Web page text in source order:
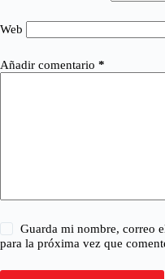
Web
Añadir comentario *
Guarda mi nombre, correo
para la próxima vez que